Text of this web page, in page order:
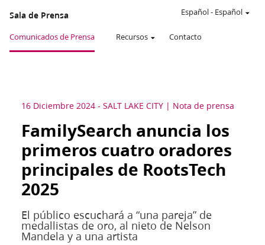
Sala de Prensa
Comunicados de Prensa Recursos Contacto
Español- Español
16 Diciembre 2024 - SALT LAKE CITY Nota de prensa
FamilySearch anuncia los
primeros cuatro oradores
principales de RootsTech
2025
El público escuchará a “una pareja” de
medallistas de oro, al nieto de Nelson
Mandela y a una artista